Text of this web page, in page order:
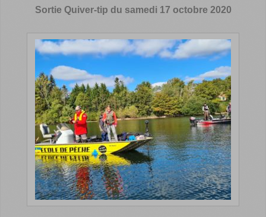
Sortie Quiver-tip du samedi 17 octobre 2020